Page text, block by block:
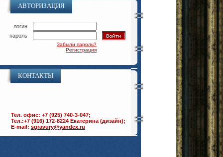
АВТОРИЗАЦИЯ
логин
пароль
Забыли пароль?
Регистрация
КОНТАКТЫ
Тел. офис: +7 (925) 740-3-047;
Тел.:+7 (916) 172-8224 Екатерина (дизайн);
E-mail: sgravury@yandex.ru